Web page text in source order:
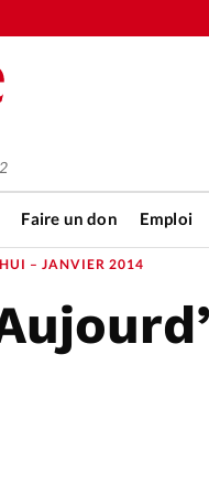
Faire un don Emploi
chrétienne
– JANVIER 2014